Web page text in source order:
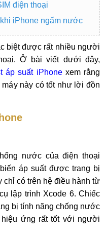
điện thoại
iPhone ngấm nước
biệt được rất nhiều người
Ở bài viết dưới đây,
áp suất iPhonexem rằng
này có tốt như lời đồn
nước của điện thoại
áp suất được trang bị
chỉ có trên hệ điều hành từ
lập trình Xcode 6. Chiếc
bị tính năng chống nước
ứng rất tốt với người